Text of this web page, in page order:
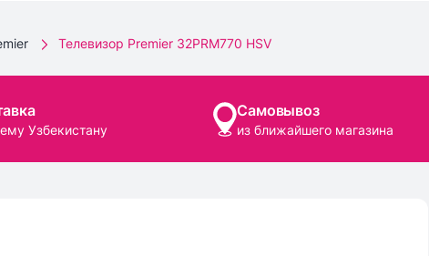
Телевизор Premier 32PRM770 HSV
Узбекистану
Самовывоз
из ближайшего магазина